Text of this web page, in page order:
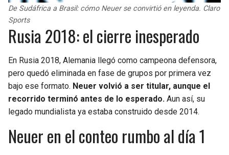
De Sudáfrica a Brasil: cómo Neuer se convirtió en leyenda. Claro
Sports
Rusia 2018: el cierre inesperado
En Rusia 2018, Alemania llegó como campeona defensora,
pero quedó eliminada en fase de grupos por primera vez
bajo ese formato. Neuer volvió a ser titular, aunque el
recorrido terminó antes de lo esperado. Aun así, su
legado mundialista ya estaba construido desde 2014.
Neuer en el conteo rumbo al día 1